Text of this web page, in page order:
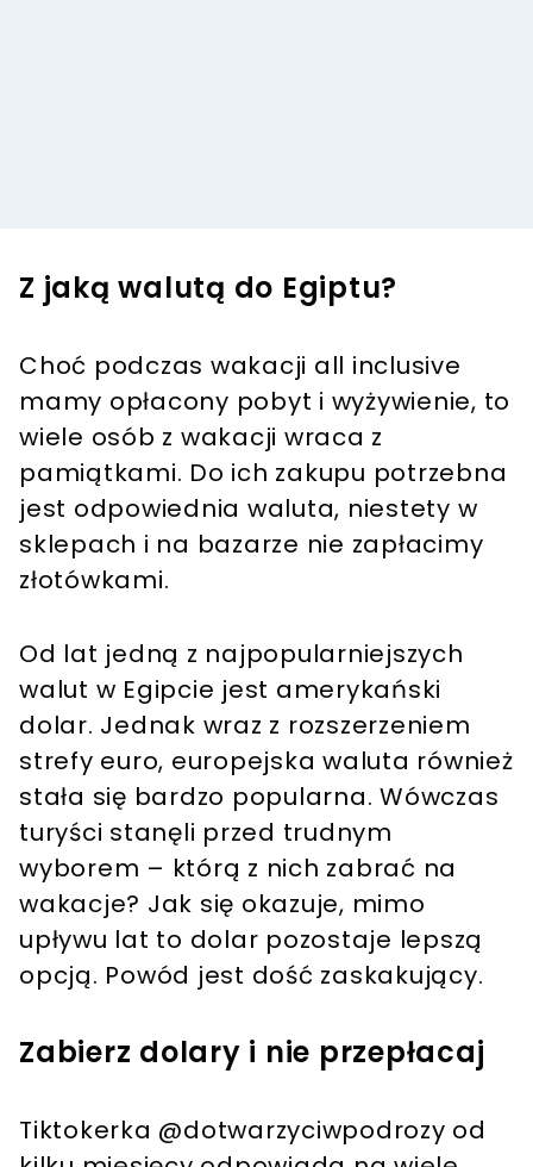
Z jaką walutą do Egiptu?
Choć podczas wakacji all inclusive
mamy opłacony pobyt i wyżywienie, to
wiele osób z wakacji wraca z
pamiątkami. Do ich zakupu potrzebna
jest odpowiednia waluta, niestety w
sklepach i na bazarze nie zapłacimy
złotówkami.
Od lat jedną z najpopularniejszych
walut w Egipcie jest amerykański
dolar. Jednak wraz z rozszerzeniem
strefy euro, europejska waluta również
stała się bardzo popularna. Wówczas
turyści stanęli przed trudnym
wyborem – którą z nich zabrać na
wakacje? Jak się okazuje, mimo
upływu lat to dolar pozostaje lepszą
opcją. Powód jest dość zaskakujący.
Zabierz dolary i nie przepłacaj
Tiktokerka @dotwarzyciwpodrozy od